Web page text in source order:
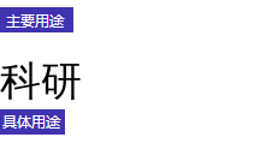
科研